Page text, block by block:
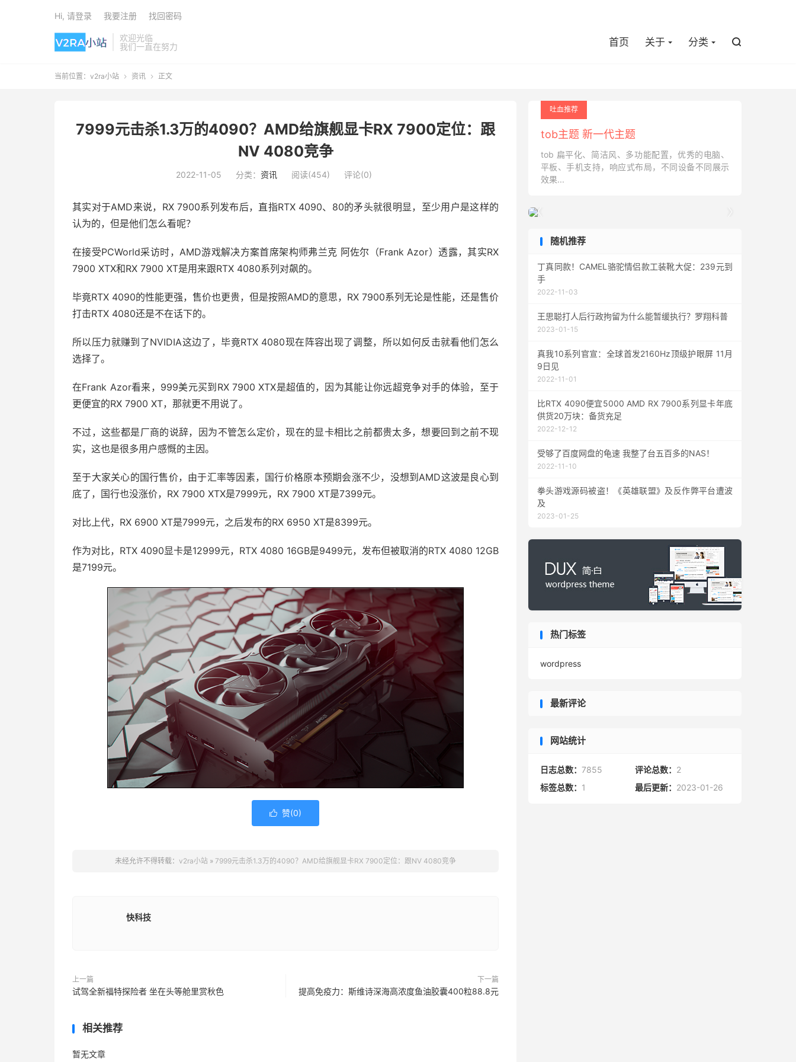
欢迎光临
我们一直在努力
首页 关于 分类 
Hi, 请登录 我要注册 找回密码
当前位置： v2ra小站  资讯  正文
7999元击杀1.3万的4090？AMD给旗舰显卡RX 7900定位：跟
NV 4080竞争
2022-11-05 分类： 资讯 阅读(454) 评论(0)
其实对于AMD来说，RX 7900系列发布后，直指RTX 4090、80的矛头就很明显，至少用户是这样的
认为的，但是他们怎么看呢？
在接受PCWorld采访时，AMD游戏解决方案首席架构师弗兰克 阿佐尔（Frank Azor）透露，其实RX
7900 XTX和RX 7900 XT是用来跟RTX 4080系列对飙的。
毕竟RTX 4090的性能更强，售价也更贵，但是按照AMD的意思，RX 7900系列无论是性能，还是售价
打击RTX 4080还是不在话下的。
所以压力就赚到了NVIDIA这边了，毕竟RTX 4080现在阵容出现了调整，所以如何反击就看他们怎么
选择了。
在Frank Azor看来，999美元买到RX 7900 XTX是超值的，因为其能让你远超竞争对手的体验，至于
更便宜的RX 7900 XT，那就更不用说了。
不过，这些都是厂商的说辞，因为不管怎么定价，现在的显卡相比之前都贵太多，想要回到之前不现
实，这也是很多用户感慨的主因。
至于大家关心的国行售价，由于汇率等因素，国行价格原本预期会涨不少，没想到AMD这波是良心到
底了，国行也没涨价，RX 7900 XTX是7999元，RX 7900 XT是7399元。
对比上代，RX 6900 XT是7999元，之后发布的RX 6950 XT是8399元。
作为对比，RTX 4090显卡是12999元，RTX 4080 16GB是9499元，发布但被取消的RTX 4080 12GB
是7199元。
 赞(0)
未经允许不得转载： v2ra小站 » 7999元击杀1.3万的4090？AMD给旗舰显卡RX 7900定位：跟NV 4080竞争
快科技
上一篇
试驾全新福特探险者 坐在头等舱里赏秋色
下一篇
提高免疫力：斯维诗深海高浓度鱼油胶囊400粒88.8元
相关推荐
暂无文章
吐血推荐
tob主题 新一代主题
tob 扁平化、简洁风、多功能配置，优秀的电脑、
平板、手机支持，响应式布局，不同设备不同展示
效果...

随机推荐
丁真同款！CAMEL骆驼情侣款工装靴大促：239元到
手
2022-11-03
王思聪打人后行政拘留为什么能暂缓执行？罗翔科普
2023-01-15
真我10系列官宣：全球首发2160Hz顶级护眼屏 11月
9日见
2022-11-01
比RTX 4090便宜5000 AMD RX 7900系列显卡年底
供货20万块：备货充足
2022-12-12
受够了百度网盘的龟速 我整了台五百多的NAS！
2022-11-10
拳头游戏源码被盗！《英雄联盟》及反作弊平台遭波
及
2023-01-25
热门标签
wordpress
最新评论
网站统计
日志总数： 7855 评论总数： 2
标签总数： 1 最后更新： 2023-01-26